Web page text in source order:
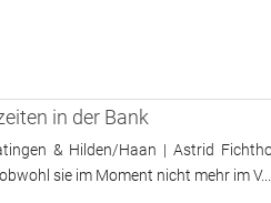
in der Bank
& Hilden/Haan | Astrid
sie im Moment nicht mehr im V...